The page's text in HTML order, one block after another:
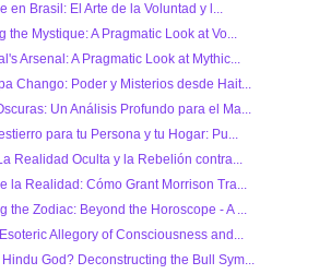
en Brasil: El Arte de la Voluntad y l...
the Mystique: A Pragmatic Look at Vo...
Arsenal: A Pragmatic Look at Mythic...
Chango: Poder y Misterios desde Hait...
Un Análisis Profundo para el Ma...
para tu Persona y tu Hogar: Pu...
Realidad Oculta y la Rebelión contra...
la Realidad: Cómo Grant Morrison Tra...
the Zodiac: Beyond the Horoscope - A ...
Allegory of Consciousness and...
Hindu God? Deconstructing the Bull Sym...